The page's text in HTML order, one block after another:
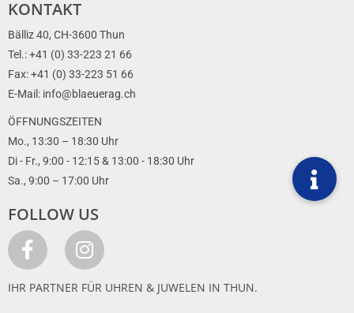
KONTAKT
Bälliz 40, CH-3600 Thun
Tel.: +41 (0) 33-223 21 66
Fax: +41 (0) 33-223 51 66
E-Mail: info@blaeuerag.ch
ÖFFNUNGSZEITEN
Mo., 13:30 – 18:30 Uhr
Di - Fr., 9:00 - 12:15 & 13:00 - 18:30 Uhr
Sa., 9:00 – 17:00 Uhr
FOLLOW US
IHR PARTNER FÜR UHREN & JUWELEN IN THUN.